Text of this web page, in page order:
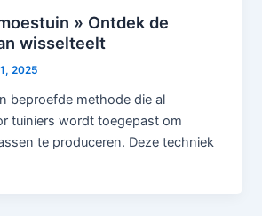
» Ontdek de
wisselteelt
2025
beproefde methode die al
tuiniers wordt toegepast om
te produceren. Deze techniek